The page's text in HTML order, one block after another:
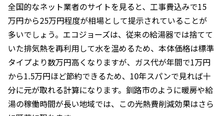
全国的なネット業者のサイトを見ると、工事費込みで15
万円から25万円程度が相場として提示されていることが
多いでしょう。エコジョーズは、従来の給湯器では捨てて
いた排気熱を再利用して水を温めるため、本体価格は標準
タイプより数万円高くなりますが、ガス代が年間で1万円
から1.5万円ほど節約できるため、10年スパンで見れば十
分に元が取れる計算になります。釧路市のように暖房や給
湯の稼働時間が長い地域では、この光熱費削減効果はさら